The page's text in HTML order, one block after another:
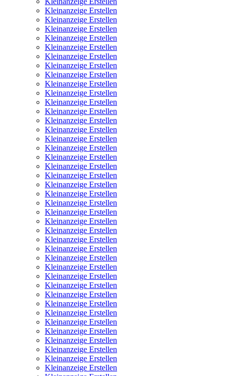
Kleinanzeige Erstellen
Kleinanzeige Erstellen
Kleinanzeige Erstellen
Kleinanzeige Erstellen
Kleinanzeige Erstellen
Kleinanzeige Erstellen
Kleinanzeige Erstellen
Kleinanzeige Erstellen
Kleinanzeige Erstellen
Kleinanzeige Erstellen
Kleinanzeige Erstellen
Kleinanzeige Erstellen
Kleinanzeige Erstellen
Kleinanzeige Erstellen
Kleinanzeige Erstellen
Kleinanzeige Erstellen
Kleinanzeige Erstellen
Kleinanzeige Erstellen
Kleinanzeige Erstellen
Kleinanzeige Erstellen
Kleinanzeige Erstellen
Kleinanzeige Erstellen
Kleinanzeige Erstellen
Kleinanzeige Erstellen
Kleinanzeige Erstellen
Kleinanzeige Erstellen
Kleinanzeige Erstellen
Kleinanzeige Erstellen
Kleinanzeige Erstellen
Kleinanzeige Erstellen
Kleinanzeige Erstellen
Kleinanzeige Erstellen
Kleinanzeige Erstellen
Kleinanzeige Erstellen
Kleinanzeige Erstellen
Kleinanzeige Erstellen
Kleinanzeige Erstellen
Kleinanzeige Erstellen
Kleinanzeige Erstellen
Kleinanzeige Erstellen